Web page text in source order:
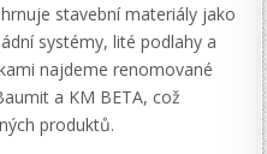
stavební materiály jako
systémy, lité podlahy a
najdeme renomované
a KM BETA, což
produktů.